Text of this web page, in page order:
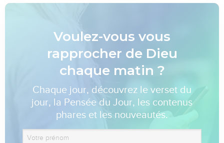
Voulez-vous vous
rapprocher de Dieu
chaque matin ?
Chaque jour, découvrez le verset du
jour, la Pensée du Jour, les contenus
phares et les nouveautés.